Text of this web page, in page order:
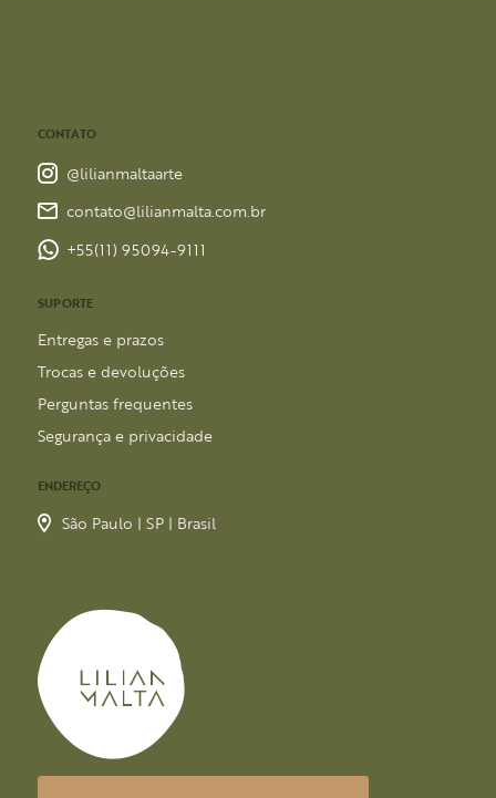
CONTATO
@lilianmaltaarte
contato@lilianmalta.com.br
+55(11) 95094-9111
SUPORTE
Entregas e prazos
Trocas e devoluções
Perguntas frequentes
Segurança e privacidade
ENDEREÇO
São Paulo | SP | Brasil